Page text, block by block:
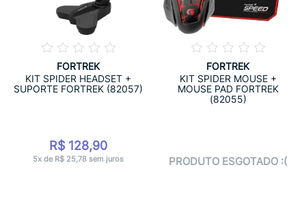
FORTREK
KIT SPIDER HEADSET +
SUPORTE FORTREK (82057)
R$ 128,90
5x de R$ 25,78 sem juros
FORTREK
KIT SPIDER MOUSE +
MOUSE PAD FORTREK
(82055)
PRODUTO ESGOTADO :(